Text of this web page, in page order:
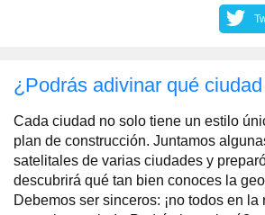
¿Podrás adivinar qué
Cada ciudad no solo tiene un estilo
plan de construcción. Juntamos
satelitales de varias ciudades y
descubrirá qué tan bien conoces la
Debemos ser sinceros: ¡no todos en